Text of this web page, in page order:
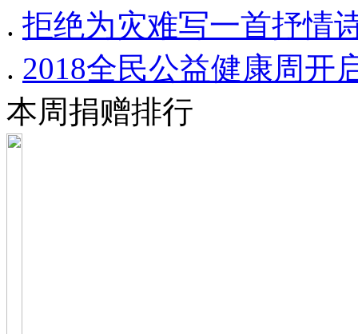
. 拒绝为灾难写一首抒情
. 2018全民公益健康周开
本周捐赠排行